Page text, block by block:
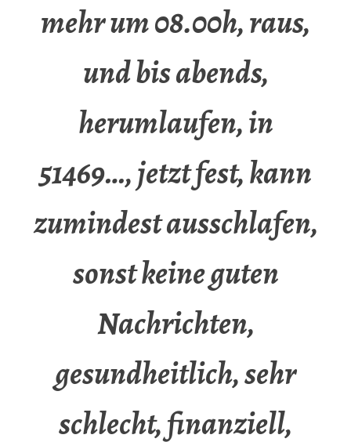
mehr um 08.00h, raus,
und bis abends,
herumlaufen, in
51469…, jetzt fest, kann
zumindest ausschlafen,
sonst keine guten
Nachrichten,
gesundheitlich, sehr
schlecht, finanziell,